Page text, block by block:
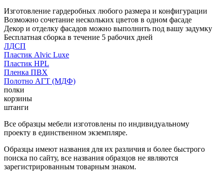
Изготовление гардеробных любого размера и конфигурации
Возможно сочетание нескольких цветов в одном фасаде
Декор и отделку фасадов можно выполнить под вашу задумку
Бесплатная сборка в течение 5 рабочих дней
ЛДСП
Пластик Alvic Luxe
Пластик HPL
Пленка ПВХ
Полотно АГТ (МДФ)
полки
корзины
штанги
Все образцы мебели изготовлены по индивидуальному
проекту в единственном экземпляре.
Образцы имеют названия для их различия и более быстрого
поиска по сайту, все названия образцов не являются
зарегистрированным товарным знаком.